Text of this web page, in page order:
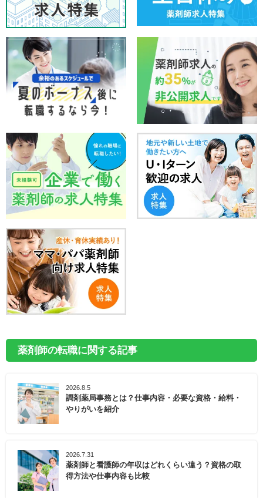
薬剤師の転職に関する記事
2026.8.5
調剤薬局事務とは？仕事内容・必要な資格・給料・
やりがいを紹介
2026.7.31
薬剤師と看護師の年収はどれくらい違う？資格の取
得方法や仕事内容も比較